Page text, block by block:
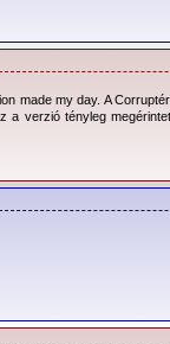
made my day. A
verzió tényleg